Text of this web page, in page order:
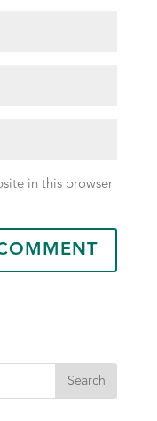
in this browser
Search